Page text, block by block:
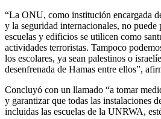
“La ONU, como institución encargada
y la seguridad internacionales, no puede
escuelas y edificios se utilicen como
actividades terroristas. Tampoco
los escolares, ya sean palestinos o
desenfrenada de Hamas entre ellos”,
Concluyó con un llamado “a tomar
y garantizar que todas las instalaciones
incluidas las escuelas de la UNRWA,